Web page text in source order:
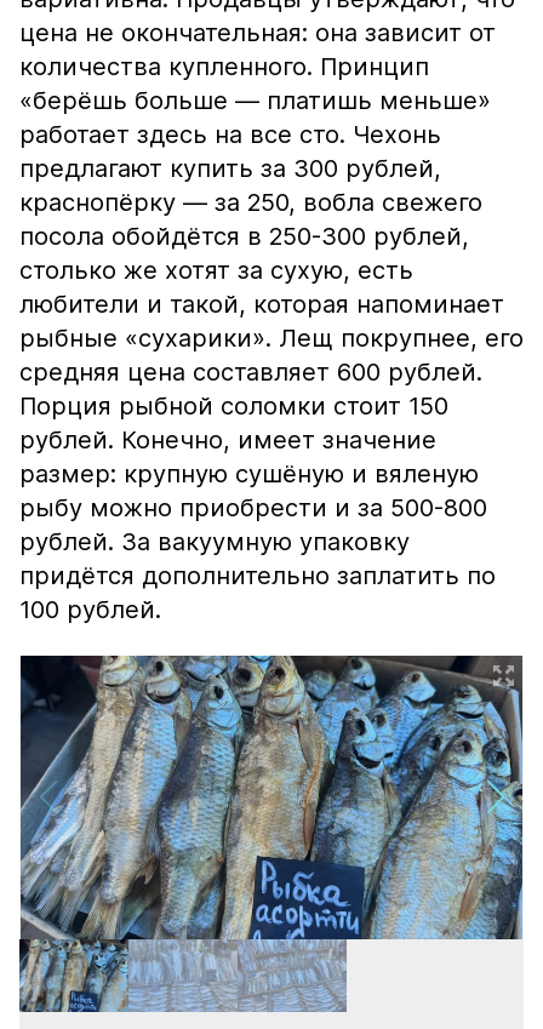
цена не окончательная: она зависит от
количества купленного. Принцип
«берёшь больше — платишь меньше»
работает здесь на все сто. Чехонь
предлагают купить за 300 рублей,
краснопёрку — за 250, вобла свежего
посола обойдётся в 250-300 рублей,
столько же хотят за сухую, есть
любители и такой, которая напоминает
рыбные «сухарики». Лещ покрупнее, его
средняя цена составляет 600 рублей.
Порция рыбной соломки стоит 150
рублей. Конечно, имеет значение
размер: крупную сушёную и вяленую
рыбу можно приобрести и за 500-800
рублей. За вакуумную упаковку
придётся дополнительно заплатить по
100 рублей.